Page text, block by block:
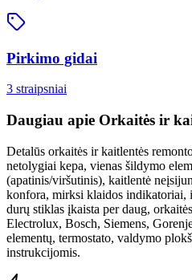
Pirkimo gidai
3 straipsniai
Daugiau apie Orkaitės ir
Detalūs orkaitės ir kaitlentės
netolygiai kepa, vienas šildymo
(apatinis/viršutinis), kaitlentė
konfora, mirksi klaidos indikatoriai,
durų stiklas įkaista per daug,
Electrolux, Bosch, Siemens,
elementų, termostato, valdymo
instrukcijomis.